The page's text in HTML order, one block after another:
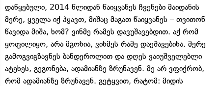
დაწყებული, 2014 წლიდან წაიყვანეს ჩვენები მაიდანის
მერე, ყველა იქ ჰყავთ, მიშაც მაგათ წაიყვანეს – თვითონ
წავიდა მიშა, ხომ? ვინმე რამეს დავუშავებდით. აქ რომ
ყოფილიყო, არა მგონია, ვინმეს რამე დაეშავებინა. მერე
გამოგვიგზავნეს ბანდეროლით და დღეს ვაიუშველებლი
ატეხეს, გეგონება, ადამიანზე ზრუნავენ. მე არ ვფიქრობ,
რომ ადამიანზე ზრუნავენ. გეტყვით, რატომ: მიდის